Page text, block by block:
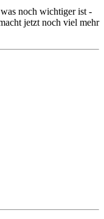
noch wichtiger ist -
jetzt noch viel mehr